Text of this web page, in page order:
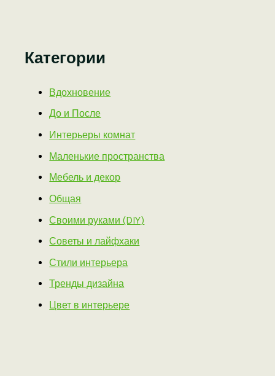
Категории
Вдохновение
До и После
Интерьеры комнат
Маленькие пространства
Мебель и декор
Общая
Своими руками (DIY)
Советы и лайфхаки
Стили интерьера
Тренды дизайна
Цвет в интерьере